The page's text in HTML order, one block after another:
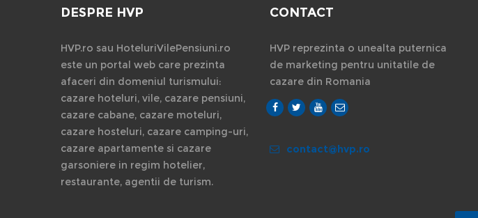
DESPRE HVP
HVP.ro sau HoteluriVilePensiuni.ro
este un portal web care prezinta
afaceri din domeniul turismului:
cazare hoteluri, vile, cazare pensiuni,
cazare cabane, cazare moteluri,
cazare hosteluri, cazare camping-uri,
cazare apartamente si cazare
garsoniere in regim hotelier,
restaurante, agentii de turism.
CONTACT
HVP reprezinta o unealta puternica
de marketing pentru unitatile de
cazare din Romania
contact@hvp.ro